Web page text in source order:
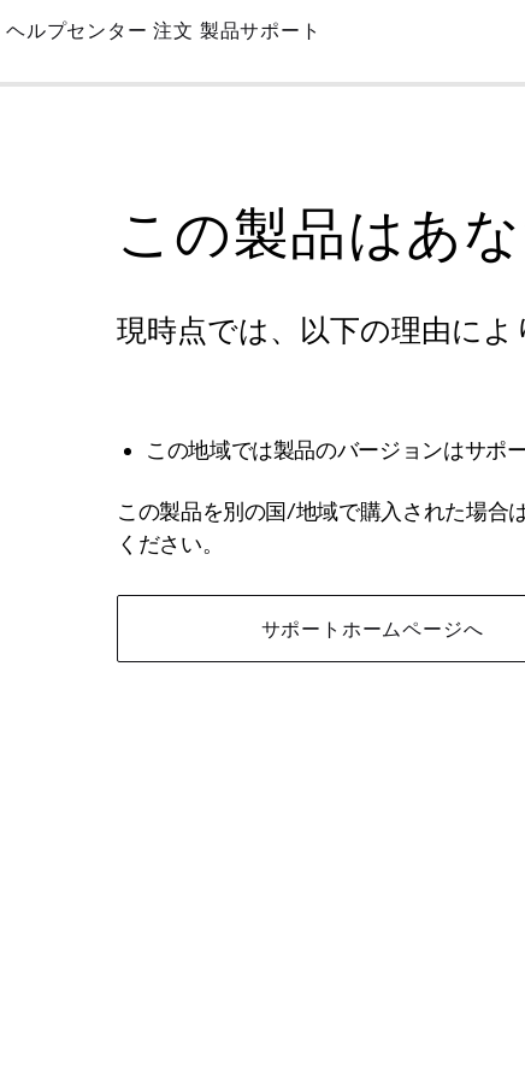
Skip
Main
ヘルプセンター 注文 製品サポート
この製品はあ
現時点では、以下の理由に
この地域では製品のバージョンはサポ
この製品を別の国/地域で購入された場合
ください。
サポートホームページへ